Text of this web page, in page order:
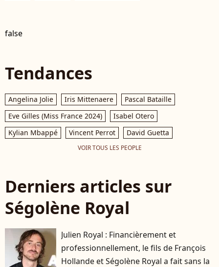
false
Tendances
Angelina Jolie Iris Mittenaere
Pascal Bataille
Eve Gilles (Miss France 2024)
Isabel Otero
Kylian Mbappé
Vincent Perrot David Guetta
VOIR TOUS LES PEOPLE
Derniers articles sur
Ségolène Royal
Julien Royal : Financièrement et
professionnellement, le fils de François
Hollande et Ségolène Royal a fait sans la